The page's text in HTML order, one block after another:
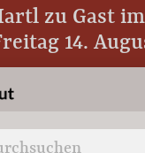
zu Gast
14.